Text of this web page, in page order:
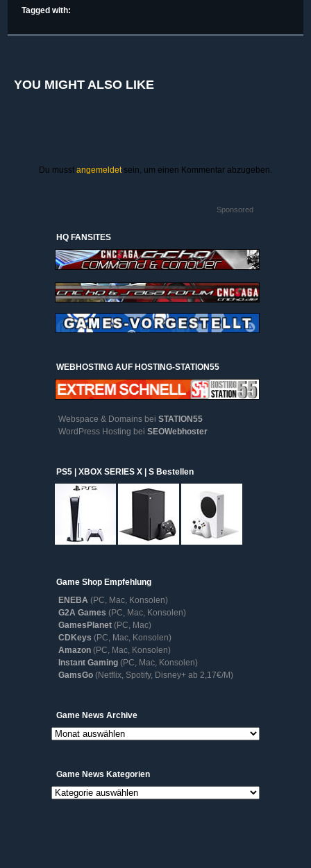
Tagged with:
YOU MIGHT ALSO LIKE
Du musst angemeldetsein, um einen Kommentar abzugeben.
Sponsored
HQ FANSITES
WEBHOSTING AUF HOSTING-STATION55
Webspace & Domains bei STATION55
WordPress Hosting bei SEOWebhoster
PS5 | XBOX SERIES X | S Bestellen
Game Shop Empfehlung
ENEBA (PC, Mac, Konsolen)
G2A Games (PC, Mac, Konsolen)
GamesPlanet (PC, Mac)
CDKeys (PC, Mac, Konsolen)
Amazon (PC, Mac, Konsolen)
Instant Gaming (PC, Mac, Konsolen)
GamsGo (Netflix, Spotify, Disney+ ab 2,17€/M)
Game News ArchiveGame
News
Archive
Game News Kategorien
Game